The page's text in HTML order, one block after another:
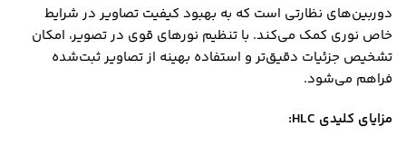
دوربین‌های نظارتی است که به بهبود کیفیت تصاویر در شرایط
خاص نوری کمک می‌کند. با تنظیم نورهای قوی در تصویر، امکان
تشخیص جزئیات دقیق‌تر و استفاده بهینه از تصاویر ثبت‌شده
فراهم می‌شود.
مزایای کلیدی HLC: